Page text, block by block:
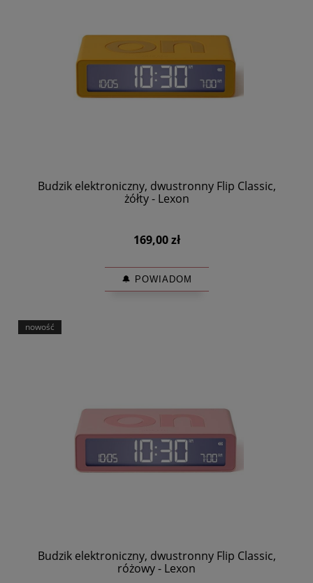
Budzik elektroniczny, dwustronny Flip Classic,
żółty - Lexon
169,00 zł
🔔 POWIADOM
Budzik elektroniczny, dwustronny Flip Classic,
różowy - Lexon
nowość